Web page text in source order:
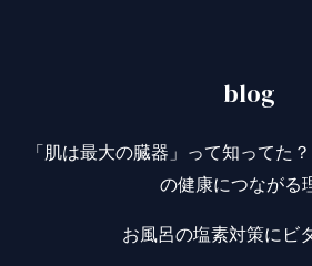
blog
「肌は最大の臓器」って知ってた
の健康につながる
お風呂の塩素対策にビ